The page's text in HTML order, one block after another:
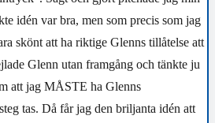
idén var bra, men som precis som jag
skönt att ha riktige Glenns tillåtelse att
Glenn utan framgång och tänkte ju
att jag MÅSTE ha Glenns
tas. Då får jag den briljanta idén att